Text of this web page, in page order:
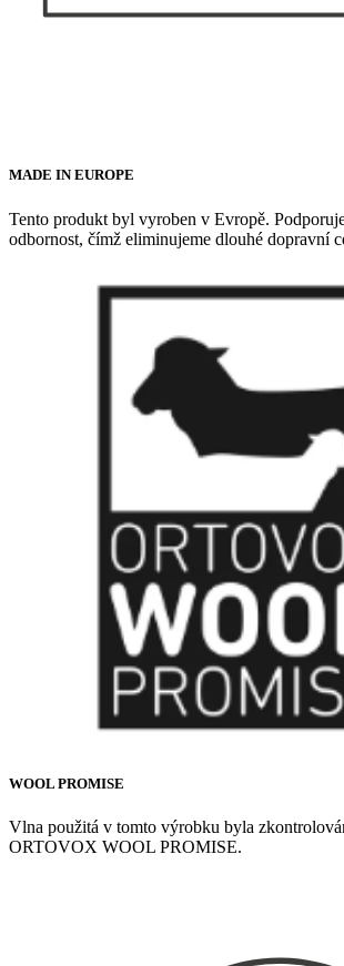
MADE IN EUROPE
Tento produkt byl vyroben v Evropě.
odbornost, čímž eliminujeme dlouhé dopravní
WOOL PROMISE
Vlna použitá v tomto výrobku byla
ORTOVOX WOOL PROMISE.